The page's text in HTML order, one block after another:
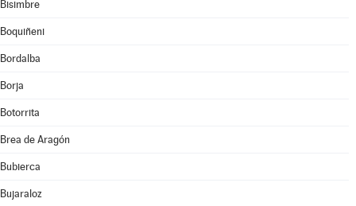
Bisimbre
Boquiñeni
Bordalba
Borja
Botorrita
Brea de Aragón
Bubierca
Bujaraloz